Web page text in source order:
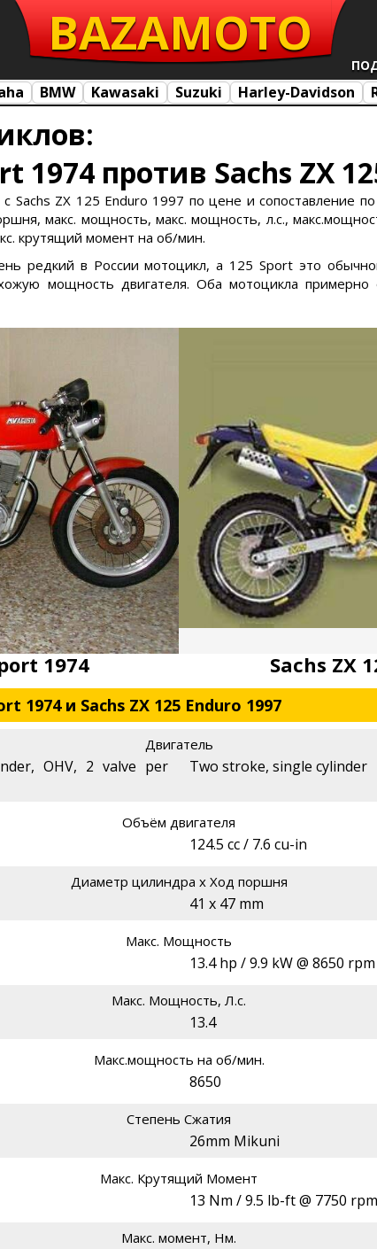
BAZAMOTO
BMW Kawasaki Suzuki Harley-Davidson
1974 против Sachs ZX
Sachs ZX 125 Enduro 1997 по цене и сопоставление
макс. мощность, макс. мощность, л.с.,
крутящий момент на об/мин.
редкий в России мотоцикл, а 125 Sport это
мощность двигателя. Оба мотоцикла
1974 Sachs ZX
1974 и Sachs ZX 125 Enduro 1997
Двигатель
OHV, 2 valve per
Two stroke, single cylinder
Объём двигателя
124.5 cc / 7.6 cu-in
Диаметр цилиндра х Ход поршня
41 x 47 mm
Макс. Мощность
13.4 hp / 9.9 kW @ 8650 rpm
Макс. Мощность, Л.с.
13.4
Макс.мощность на об/мин.
8650
Степень Сжатия
26mm Mikuni
Макс. Крутящий Момент
13 Nm / 9.5 lb-ft @ 7750 rpm
Макс. момент, Нм.